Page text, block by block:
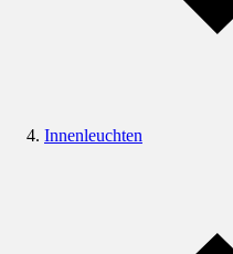
Innenleuchten